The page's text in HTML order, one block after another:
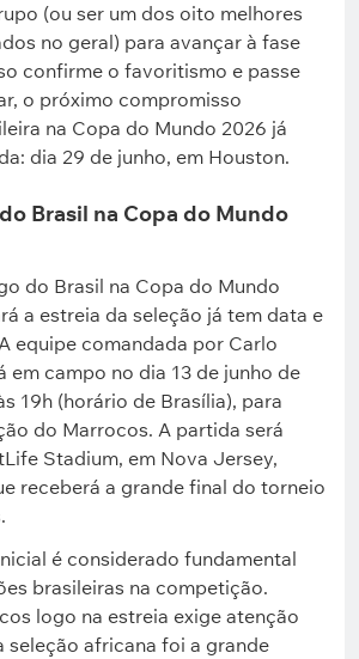
(ou ser um dos oito melhores
no geral) para avançar à fase
confirme o favoritismo e passe
o próximo compromisso
na Copa do Mundo 2026 já
dia 29 de junho, em Houston.
Brasil na Copa do Mundo
do Brasil na Copa do Mundo
a estreia da seleção já tem data e
equipe comandada por Carlo
em campo no dia 13 de junho de
19h (horário de Brasília), para
do Marrocos. A partida será
Stadium, em Nova Jersey,
receberá a grande final do torneio
é considerado fundamental
brasileiras na competição.
logo na estreia exige atenção
seleção africana foi a grande